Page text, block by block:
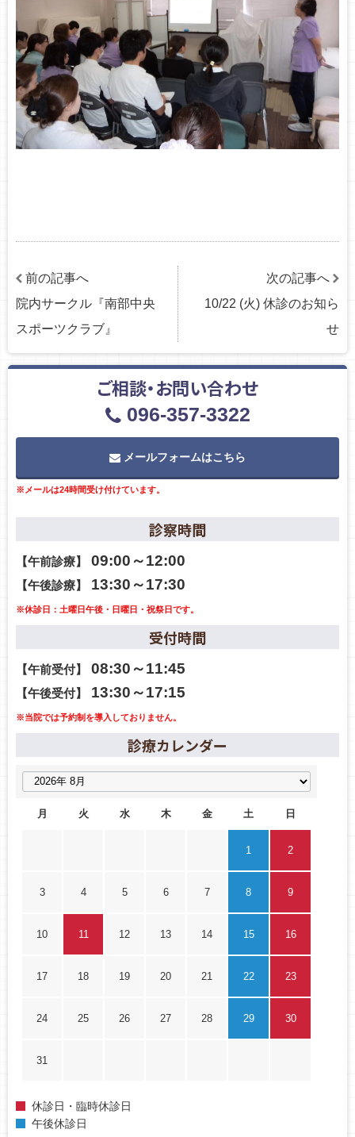
前の記事へ
院内サークル『南部中央
スポーツクラブ』
次の記事へ
10/22 (火) 休診のお知ら
せ
ご相談・お問い合わせ
096-357-3322
メールフォームはこちら
※メールは24時間受け付けています。
診察時間
【午前診療】 09:00～12:00
【午後診療】 13:30～17:30
※休診日：土曜日午後・日曜日・祝祭日です。
受付時間
【午前受付】 08:30～11:45
【午後受付】 13:30～17:15
※当院では予約制を導入しておりません。
診療カレンダー
月 火 水 木 金 土 日
1 2
3 4 5 6 7 8 9
10 11 12 13 14 15 16
17 18 19 20 21 22 23
24 25 26 27 28 29 30
31
休診日・臨時休診日
午後休診日